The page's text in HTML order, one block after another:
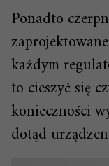
Ponadto
każdym
to cieszyć się
konieczności
dotąd